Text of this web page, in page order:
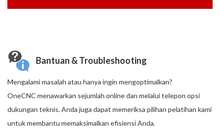
Bantuan & Troubleshooting
Mengalami masalah atau hanya ingin mengoptimalkan?
OneCNC menawarkan sejumlah online dan melalui telepon opsi
dukungan teknis. Anda juga dapat memeriksa pilihan pelatihan kami
untuk membantu memaksimalkan efisiensi Anda.